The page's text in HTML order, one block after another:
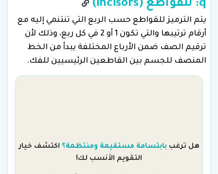
q: للقواطع (incisors)
يتم الترميز للقواطع حسب الربع التي تنتنمي إليه مع
أرقام ترتيبها والتي تكون 1 أو 2 في كل ربع، وذلك لأن
ترقيم الصف ضمن الأرباع المختلفة يبدأ من الخط
المنصف للجسم بين القاطعين الرئيسيين للفك.
هل ترغب بابتسامة مستقيمة ومنتظمة؟ اكتشف خيار
التقويم الأنسب لك!